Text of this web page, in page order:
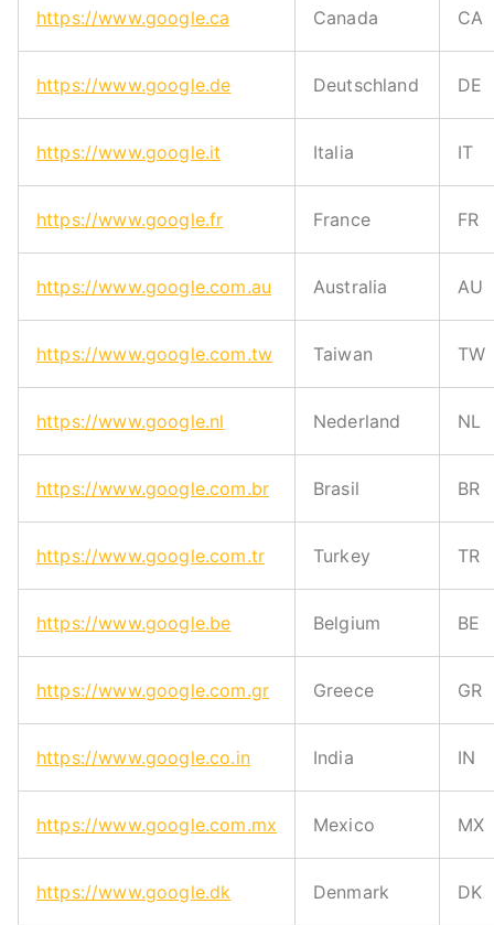
https://www.google.ca Canada CA
https://www.google.de Deutschland DE
https://www.google.it Italia IT
https://www.google.fr France FR
https://www.google.com.au Australia AU
https://www.google.com.tw Taiwan TW
https://www.google.nl Nederland NL
https://www.google.com.br Brasil BR
https://www.google.com.tr Turkey TR
https://www.google.be Belgium BE
https://www.google.com.gr Greece GR
https://www.google.co.in India IN
https://www.google.com.mx Mexico MX
https://www.google.dk Denmark DK